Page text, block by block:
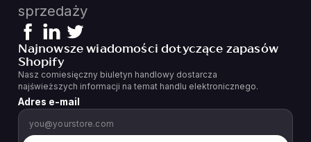
sprzedaży
Najnowsze wiadomości dotyczące zapasów
Shopify
Nasz comiesięczny biuletyn handlowy dostarcza
najświeższych informacji na temat handlu elektronicznego.
Adres e-mail